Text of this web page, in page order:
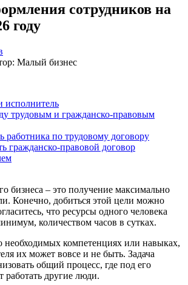
сотрудников на
году
Малый бизнес
исполнитель
трудовым и гражданско-правовым
работника по трудовому договору
гражданско-правовой договор
бизнеса – это получение максимально
Конечно, добиться этой цели можно
что ресурсы одного человека
количеством часов в сутках.
необходимых компетенциях или навыках,
их может вовсе и не быть. Задача
общий процесс, где под его
работать другие люди.